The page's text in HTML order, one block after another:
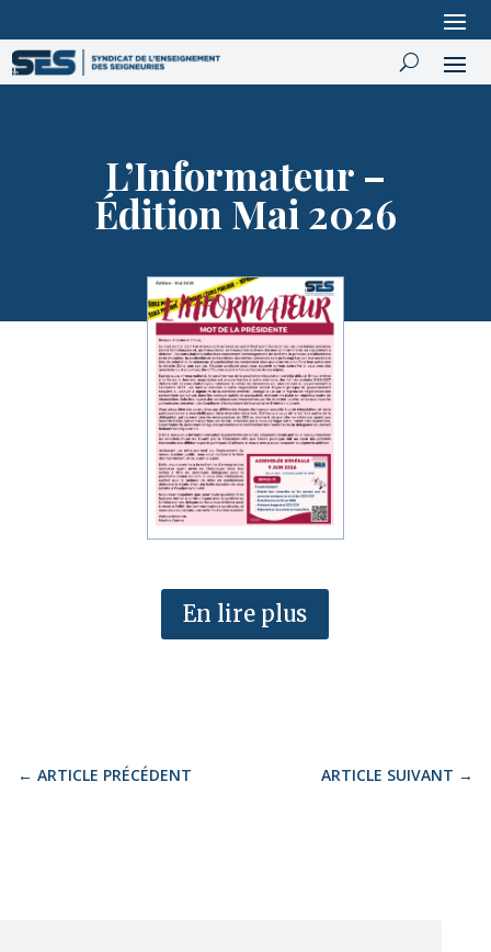
L’Informateur –
Édition Mai 2026
En lire plus
← ARTICLE PRÉCÉDENT ARTICLE SUIVANT →